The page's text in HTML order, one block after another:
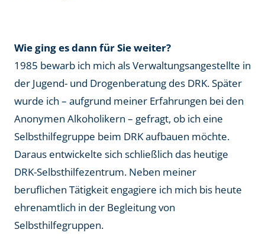
Wie ging es dann für Sie weiter?
1985 bewarb ich mich als Verwaltungsangestellte in
der Jugend- und Drogenberatung des DRK. Später
wurde ich – aufgrund meiner Erfahrungen bei den
Anonymen Alkoholikern – gefragt, ob ich eine
Selbsthilfegruppe beim DRK aufbauen möchte.
Daraus entwickelte sich schließlich das heutige
DRK-Selbsthilfezentrum. Neben meiner
beruflichen Tätigkeit engagiere ich mich bis heute
ehrenamtlich in der Begleitung von
Selbsthilfegruppen.